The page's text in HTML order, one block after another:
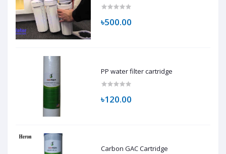
৳500.00
PP water filter cartridge
৳120.00
Carbon GAC Cartridge